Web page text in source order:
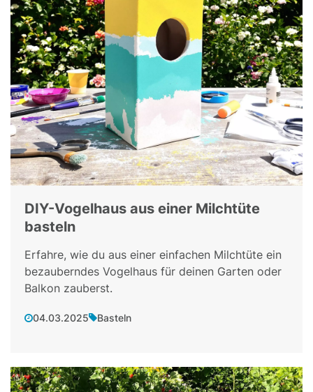
DIY-Vogelhaus aus einer Milchtüte
basteln
Erfahre, wie du aus einer einfachen Milchtüte ein
bezauberndes Vogelhaus für deinen Garten oder
Balkon zauberst.
04.03.2025 Basteln